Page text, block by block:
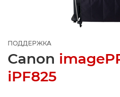
ПОДДЕРЖКА
Canon
iPF825